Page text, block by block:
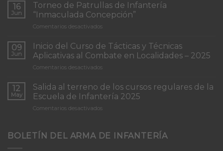
16
Jun
Torneo de Patrullas de Infantería
“Inmaculada Concepción”
Comentarios desactivadosen
de
Patrullas
de
Infantería
Concepción”
09
Jun
Inicio del Curso de Tácticas y Técnicas
Aplicativas al Combate en Localidades – 2025
Comentarios desactivadosen
del
Curso
de
Tácticas
Aplicativas
12
May
Salida al terreno de los cursos regulares de la
Escuela de Infantería 2025
Comentarios desactivadosen
terreno
BOLETÍN DEL ARMA DE INFANTERÍA